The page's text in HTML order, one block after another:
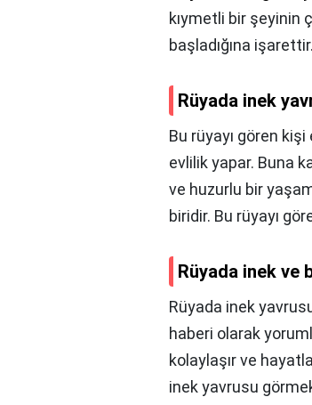
kıymetli bir şeyinin
başladığına
Rüyada inek
Bu rüyayı gören
evlilik yapar. Buna
ve huzurlu bir
biridir. Bu rüyayı
Rüyada inek ve
Rüyada inek
haberi olarak
kolaylaşır ve
inek yavrusu